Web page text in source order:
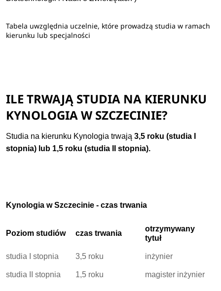
Tabela uwzględnia uczelnie, które prowadzą studia w ramach
kierunku lub specjalności
ILE TRWAJĄ STUDIA NA KIERUNKU
KYNOLOGIA W SZCZECINIE?
Studia na kierunku Kynologia trwają3,5 roku (studia I
stopnia) lub 1,5 roku (studia II stopnia).
Kynologia w Szczecinie - czas trwania
Poziom studiów czas trwania
otrzymywany
tytuł
studia I stopnia 3,5 roku inżynier
studia II stopnia 1,5 roku magister inżynier